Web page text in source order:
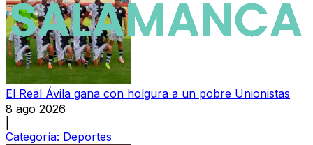
El Real Ávila gana con holgura a un pobre Unionistas
8 ago 2026
Categoría: Deportes